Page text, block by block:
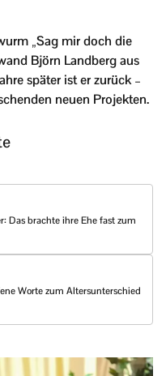
„Sag mir doch die
Björn Landberg aus
später ist er zurück –
neuen Projekten.
Das brachte ihre Ehe fast zum
Worte zum Altersunterschied